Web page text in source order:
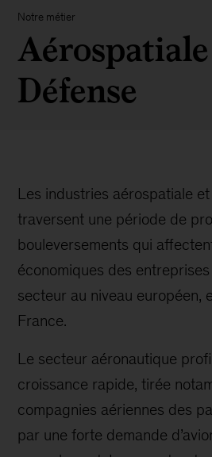
Notre métier
Défense
Les industries aérospatiale
traversent une période de
bouleversements qui
économiques des
secteur au niveau européen,
France.
Le secteur aéronautique
croissance rapide, tirée
compagnies aériennes des
par une forte demande